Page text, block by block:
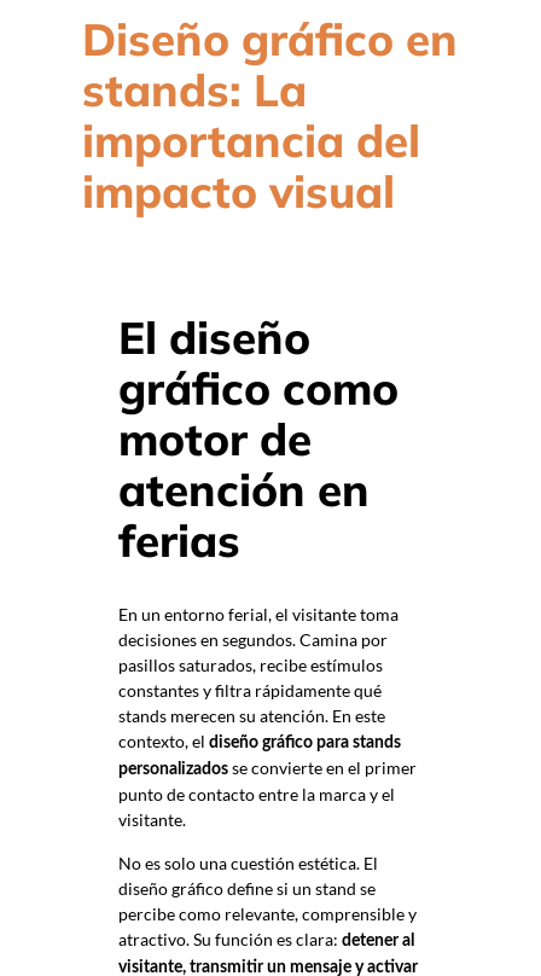
Diseño gráfico en
stands: La
importancia del
impacto visual
El diseño
gráfico como
motor de
atención en
ferias
En un entorno ferial, el visitante toma
decisiones en segundos. Camina por
pasillos saturados, recibe estímulos
constantes y filtra rápidamente qué
stands merecen su atención. En este
contexto, el diseño gráfico para stands
personalizados se convierte en el primer
punto de contacto entre la marca y el
visitante.
No es solo una cuestión estética. El
diseño gráfico define si un stand se
percibe como relevante, comprensible y
atractivo. Su función es clara: detener al
visitante, transmitir un mensaje y activar